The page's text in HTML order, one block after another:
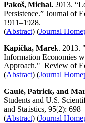
Pakoš, Michal. 2013.
Persistence.” Journal of
1911–1928.
(Abstract) (Journal
Kapička, Marek. 2013.
Information Economies
Approach." Review of
(Abstract) (Journal
Gaulé, Patrick, and
Students and U.S.
and Statistics, 95(2):
(Abstract) (Journal